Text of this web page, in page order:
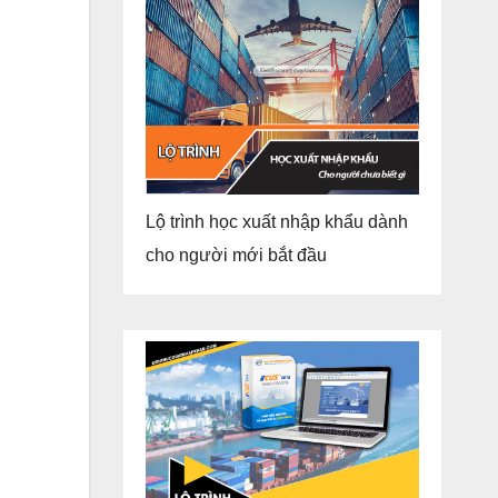
Lộ trình học xuất nhập khẩu dành
cho người mới bắt đầu